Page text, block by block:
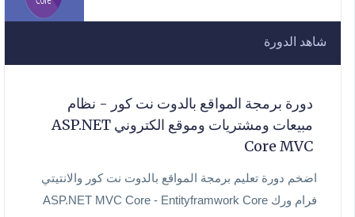
شاهد الدورة
دورة برمجة المواقع بالدوت نت كور - نظام
مبيعات ومشتريات وموقع الكتروني ASP.NET
Core MVC
اضخم دورة تعليم برمجة المواقع بالدوت نت كور والانتيتي
فرام ورك ASP.NET MVC Core - Entityframwork Core